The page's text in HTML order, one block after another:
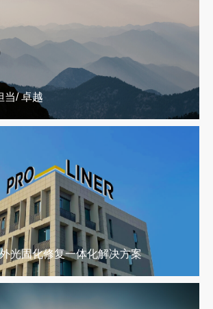
当/ 卓越
光固化修复一体化解决方案